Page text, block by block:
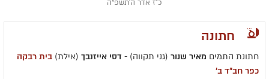
כ"ז אדר ה׳תשפ״ה
חתונה
חתונת התמים מאיר שנור (גני תקווה) - דסי אייזנבך (אילת) בית רבקה
כפר חב״ד ב׳